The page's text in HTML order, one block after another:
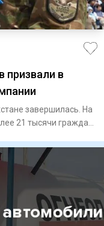
призвали в
завершилась. На
21 тысячи граждан